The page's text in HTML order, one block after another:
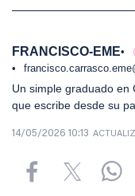
FRANCISCO-EME
Un simple graduado en
que escribe desde su
14/05/2026 10:13